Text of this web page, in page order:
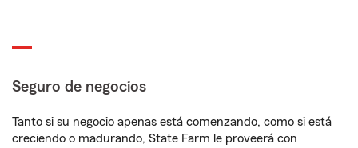
Seguro de negocios
Tanto si su negocio apenas está comenzando, como si está
creciendo o madurando, State Farm le proveerá con